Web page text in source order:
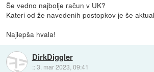
Še vedno najbolje račun v UK?
Kateri od že navedenih postopkov je še
Najlepša hvala!
DirkDiggler
::3. mar 2023, 09:41